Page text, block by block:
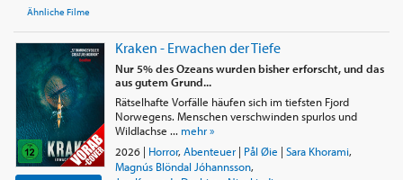
Ähnliche Filme
Kraken - Erwachen der Tiefe
Nur 5% des Ozeans wurden bisher erforscht, und das
aus gutem Grund...
Rätselhafte Vorfälle häufen sich im tiefsten Fjord
Norwegens. Menschen verschwinden spurlos und
Wildlachse ... mehr »
2026| Horror, Abenteuer| Pål Øie | Sara Khorami,
Magnús Blöndal Jóhannsson,